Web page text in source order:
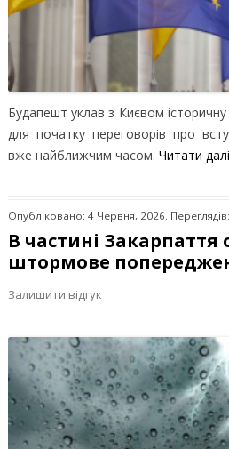
Будапешт уклав з Києвом
для початку переговорів про
вже найближчим часом. Читати далі
Опубліковано: 4 Червня, 2026.
В частині Закарпаття
штормове
Залишити відгук